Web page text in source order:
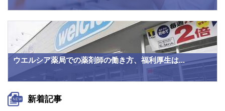
ウエルシア薬局での薬剤師の働き方、福利厚生は...
新着記事